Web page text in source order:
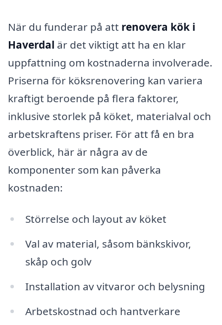
När du funderar på att renovera kök i
Haverdal är det viktigt att ha en klar
uppfattning om kostnaderna involverade.
Priserna för köksrenovering kan variera
kraftigt beroende på flera faktorer,
inklusive storlek på köket, materialval och
arbetskraftens priser. För att få en bra
överblick, här är några av de
komponenter som kan påverka
kostnaden:
Störrelse och layout av köket
Val av material, såsom bänkskivor,
skåp och golv
Installation av vitvaror och belysning
Arbetskostnad och hantverkare